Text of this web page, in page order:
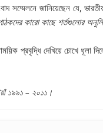
সম্মেলনে জানিয়েছেন যে,
কারো কাছে শর্তগুলোর
প্রবৃদ্ধি দেখিয়ে চোখে ধূলা
১৯৯১ – ২০১১।